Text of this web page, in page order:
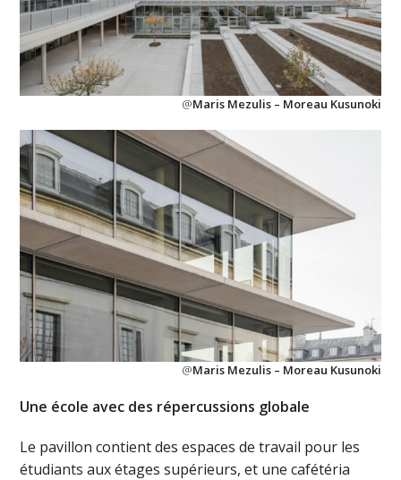
@Maris Mezulis – Moreau Kusunoki
@Maris Mezulis – Moreau Kusunoki
Une école avec des répercussions globale
Le pavillon contient des espaces de travail pour les
étudiants aux étages supérieurs, et une cafétéria